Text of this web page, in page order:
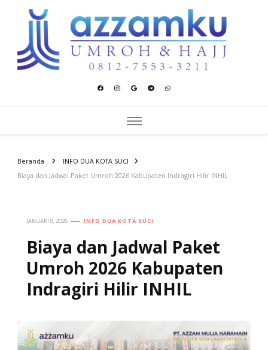
Azzamku Umroh dan Hajj
Beranda
INFO DUA KOTA SUCI
Biaya dan Jadwal Paket Umroh 2026 Kabupaten Indragiri Hilir INHIL
JANUARI 8, 2026 INFO DUA KOTA SUCI
Biaya dan Jadwal Paket
Umroh 2026 Kabupaten
Indragiri Hilir INHIL